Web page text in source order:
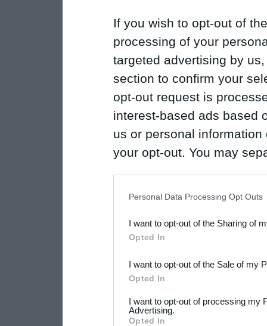
If you wish to opt-out of
processing of your
targeted advertising by
section to confirm your
opt-out request is
interest-based ads based
us or personal
your opt-out. You may
Downstream Participants
third parties.
Please note that this
not limited to your visit or
Personal Data Processing Opt Outs
I want to opt-out of the Sharing of
Opted In
I want to opt-out of the Sale of my
Opted In
I want to opt-out of processing my
Advertising.
Opted In